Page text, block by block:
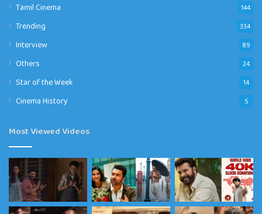
Tamil Cinema 144
Trending 334
Interview 89
Others 24
Star of the Week 14
Cinema History 5
Most Viewed Videos